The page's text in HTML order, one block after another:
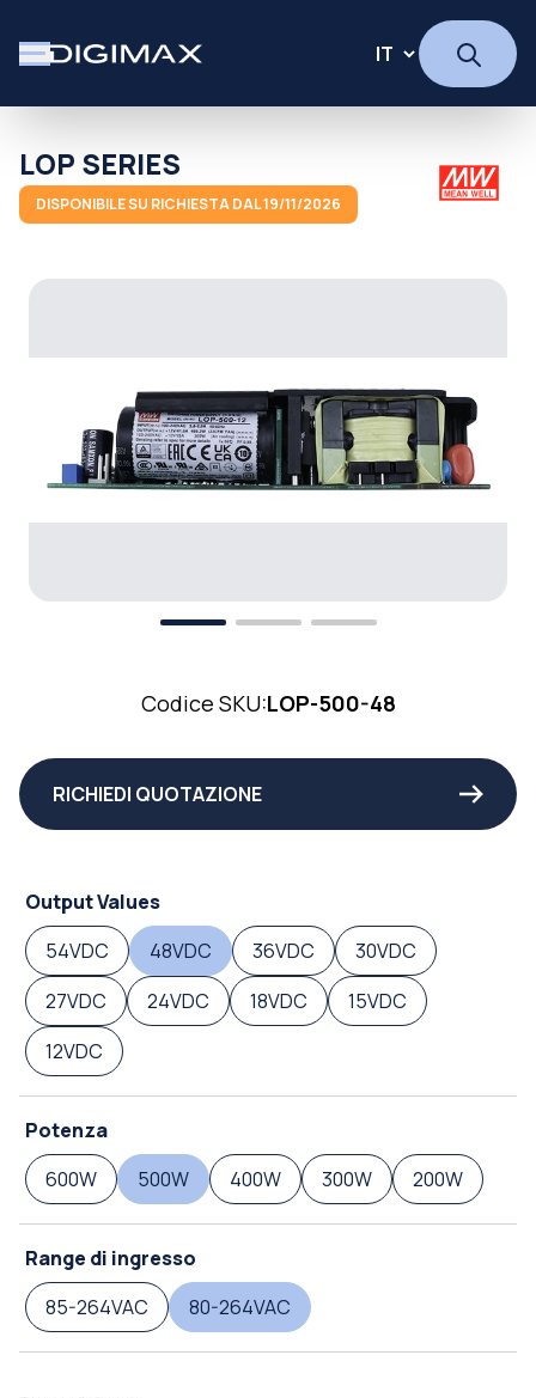
LOP SERIES
DISPONIBILE SU RICHIESTA DAL 19/11/2026
Codice SKU:LOP-500-48
RICHIEDI QUOTAZIONE
Output Values
54VDC
48VDC 36VDC
30VDC
27VDC
24VDC 18VDC
15VDC
12VDC
Potenza
600W
500W 400W 300W 200W
Range di ingresso
85-264VAC
80-264VAC